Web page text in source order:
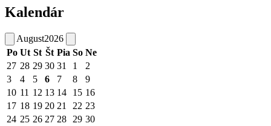
Kalendár
August2026
Po Ut St Št Pia So Ne
27 28 29 30 31 1
2
3
4 5 6 7 8
9
10 11 12 13 14 15 16
17 18 19 20 21 22 23
24 25 26 27 28 29 30